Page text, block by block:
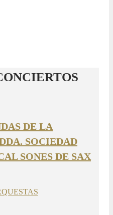
DE LA
SOCIEDAD
SONES DE SAX